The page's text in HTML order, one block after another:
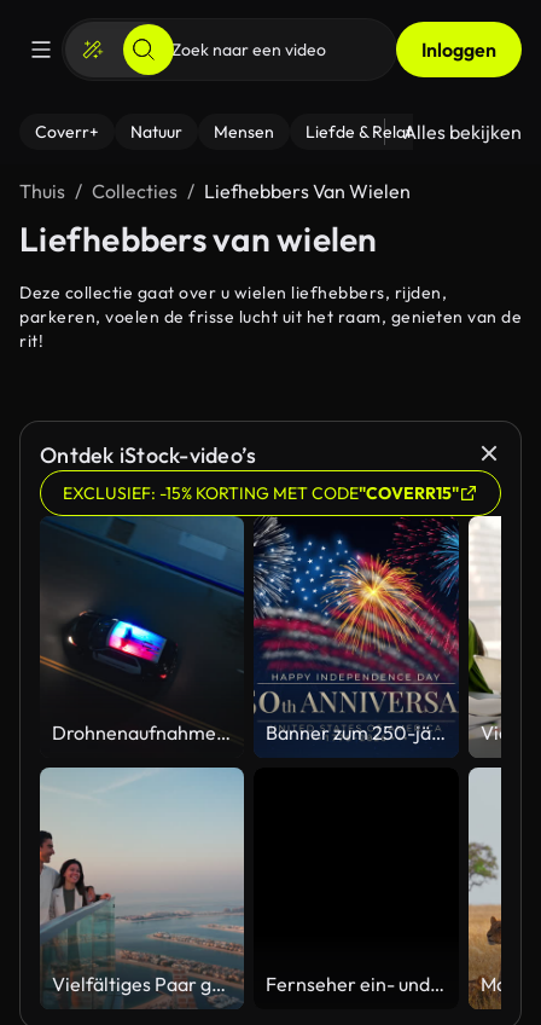
Inloggen
Coverr+ Natuur Mensen Liefde & Relaties - Fitness
Alles bekijken
Thuis Collecties Liefhebbers Van Wielen
Liefhebbers van wielen
Deze collectie gaat over u wielen liefhebbers, rijden,
parkeren, voelen de frisse lucht uit het raam, genieten van de
rit!
Ontdek iStock-video’s
EXCLUSIEF: -15% KORTING MET CODE"COVERR15"
Drohnenaufnahme aus der Luft eines Polizeiautos, das nachts mit eingeschaltetem Licht auf einer Stadtstraße fährt Banner zum 250-jährigen Jubiläum der USA. 250 Jahre Unabhängigkeit. 4. Juli 2026, US-Unabhängigkeitstag, Video-Grußkarte. US-Flaggen-Feuerwerk auf blauem Himmelshintergrund. Vierter Juli. 4K nahtlose Schleife
Vielfältiges Paar genießt den Sonnenuntergangsblick vom Hochhaus Sky Deck mit Blick auf Palm Jumeirah Fernseher ein- und ausgeschaltet. TV-Effekt einschalten, TV-Effekt ausschalten. Schalte den LCD-TV-Effekt ein, schalte den TV-Effekt aus. LED-Fernseher an und aus auf schwarzem Hintergrund